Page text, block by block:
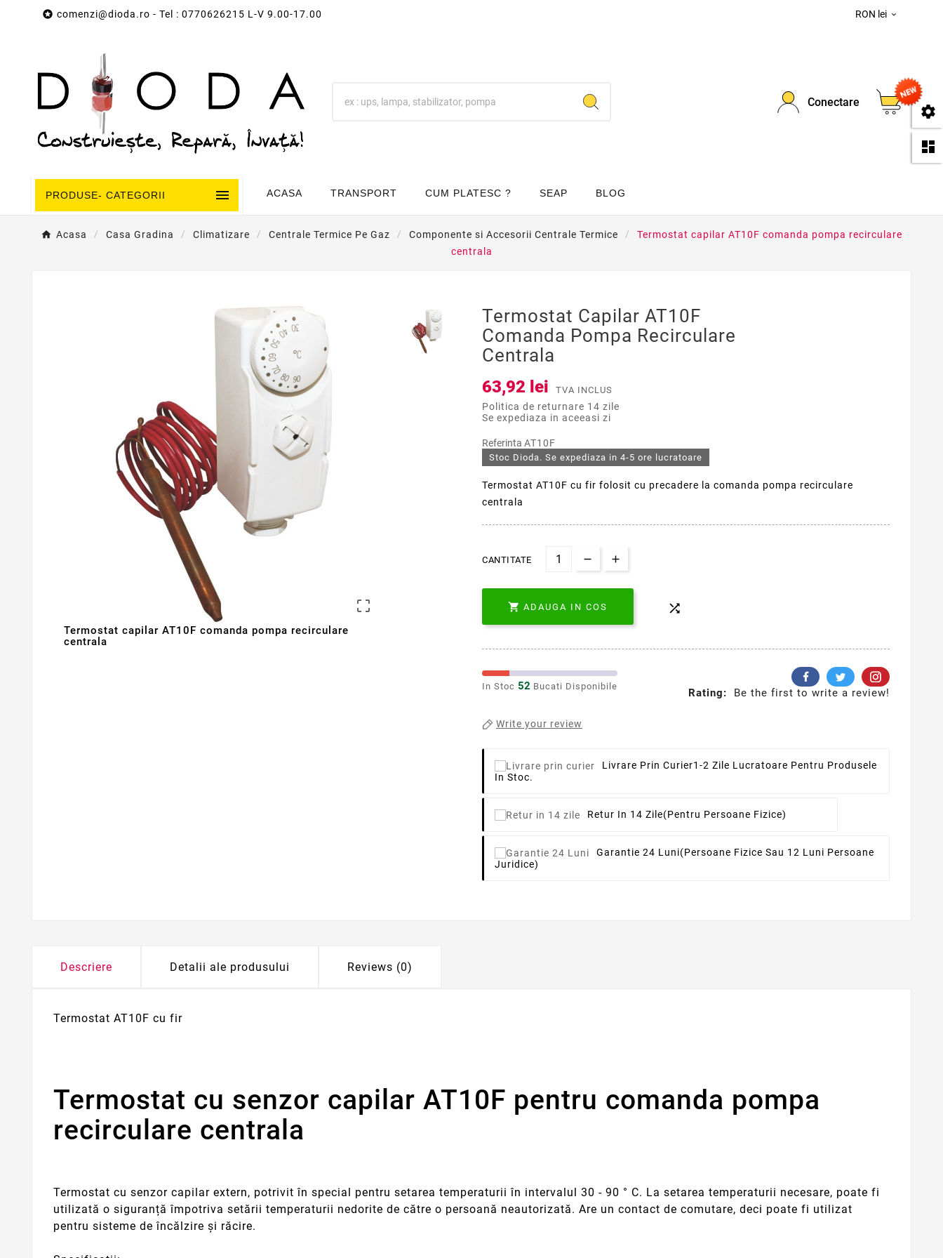
 comenzi@dioda.ro - Tel : 0770626215 L-V 9.00-17.00 RON lei 
Conectare
0
PRODUSE- CATEGORII  ACASA TRANSPORT CUM PLATESC ? SEAP BLOG
Acasa Casa Gradina Climatizare Centrale Termice Pe Gaz Componente si Accesorii Centrale Termice
Termostat capilar AT10F comanda pompa recirculare
centrala

Termostat capilar AT10F comanda pompa recirculare
centrala
Termostat Capilar AT10F
Comanda Pompa Recirculare
Centrala
63,92 lei TVA INCLUS
Politica de returnare 14 zile
Se expediaza in aceeasi zi
Referinta AT10F
Stoc Dioda. Se expediaza in 4-5 ore lucratoare
Termostat AT10F cu fir folosit cu precadere la comanda pompa recirculare
centrala
CANTITATE
 ADAUGA IN COS 
In Stoc 52 Bucati Disponibile
Rating: Be the first to write a review!
Write your review
Livrare Prin Curier1-2 Zile Lucratoare Pentru Produsele
In Stoc.
Retur In 14 Zile(pentru Persoane Fizice)
Garantie 24 Luni(persoane Fizice Sau 12 Luni Persoane
Juridice)
Descriere Detalii ale produsului Reviews (0)
Termostat AT10F cu fir
Termostat cu senzor capilar AT10F pentru comanda pompa
recirculare centrala
Termostat cu senzor capilar extern, potrivit în special pentru setarea temperaturii în intervalul 30 - 90 ° C. La setarea temperaturii necesare, poate fi
utilizată o siguranță împotriva setării temperaturii nedorite de către o persoană neautorizată. Are un contact de comutare, deci poate fi utilizat
pentru sisteme de încălzire și răcire.